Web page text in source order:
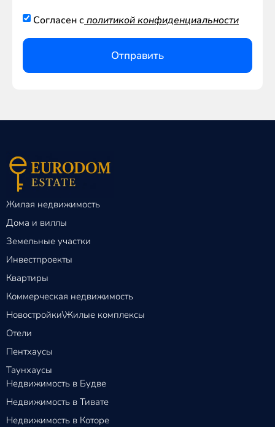
Согласен с политикой конфиденциальности
Отправить
Жилая недвижимость
Дома и виллы
Земельные участки
Инвестпроекты
Квартиры
Коммерческая недвижимость
Новостройки\Жилые комплексы
Отели
Пентхаусы
Таунхаусы
Недвижимость в Будве
Недвижимость в Тивате
Недвижимость в Которе